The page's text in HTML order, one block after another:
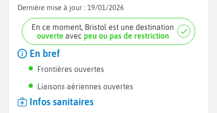
Dernière mise à jour : 19/01/2026
En ce moment, Bristol est une destination
ouverte avec peu ou pas de restriction
En bref
Frontières ouvertes
Liaisons aériennes ouvertes
Infos sanitaires